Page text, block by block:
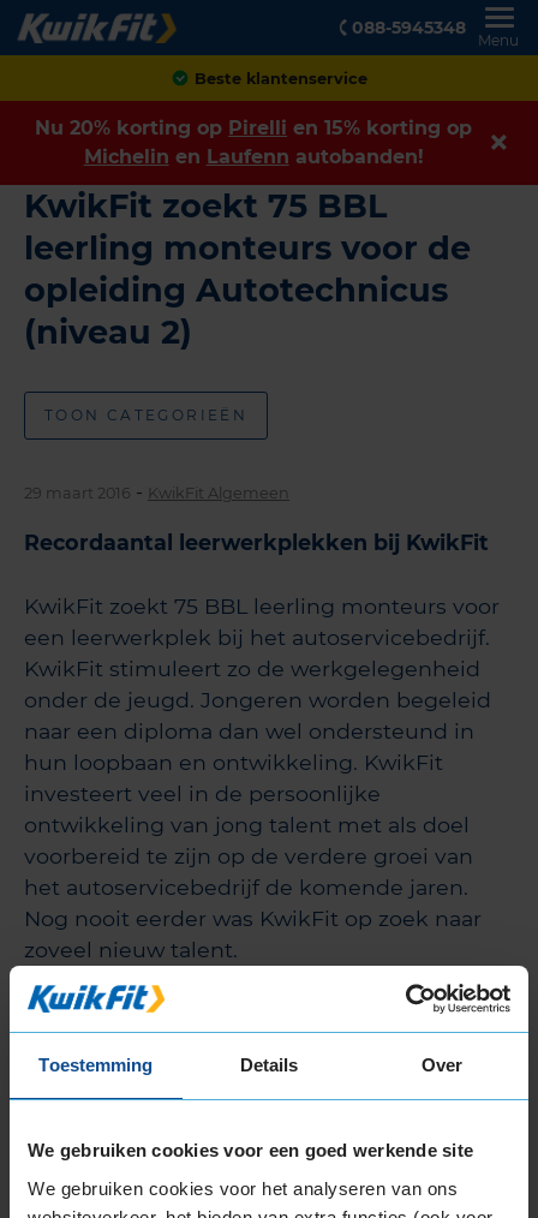
Toestemming Details Over
We gebruiken cookies voor een goed werkende site
We gebruiken cookies voor het analyseren van ons
088-5945348
Menu
Beste klantenservice
Nu 20% korting op Pirelli en 15% korting op
Michelin en Laufenn autobanden!
KwikFit zoekt 75 BBL
leerling monteurs voor de
opleiding Autotechnicus
(niveau 2)
TOON CATEGORIEËN
29 maart 2016 - KwikFit Algemeen
Recordaantal leerwerkplekken bij KwikFit
KwikFit zoekt 75 BBL leerling monteurs voor
een leerwerkplek bij het autoservicebedrijf.
KwikFit stimuleert zo de werkgelegenheid
onder de jeugd. Jongeren worden begeleid
naar een diploma dan wel ondersteund in
hun loopbaan en ontwikkeling. KwikFit
investeert veel in de persoonlijke
ontwikkeling van jong talent met als doel
voorbereid te zijn op de verdere groei van
het autoservicebedrijf de komende jaren.
Nog nooit eerder was KwikFit op zoek naar
zoveel nieuw talent.